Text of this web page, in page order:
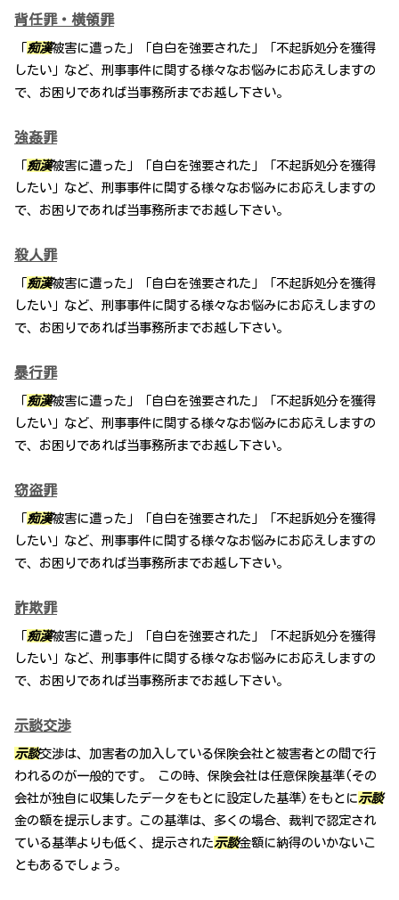
背任罪・横領罪
「 痴漢被害に遭った」「自白を強要された」「不起訴処分を獲得
したい」など、刑事事件に関する様々なお悩みにお応えしますの
で、お困りであれば当事務所までお越し下さい。
強姦罪
「 痴漢被害に遭った」「自白を強要された」「不起訴処分を獲得
したい」など、刑事事件に関する様々なお悩みにお応えしますの
で、お困りであれば当事務所までお越し下さい。
殺人罪
「 痴漢被害に遭った」「自白を強要された」「不起訴処分を獲得
したい」など、刑事事件に関する様々なお悩みにお応えしますの
で、お困りであれば当事務所までお越し下さい。
暴行罪
「 痴漢被害に遭った」「自白を強要された」「不起訴処分を獲得
したい」など、刑事事件に関する様々なお悩みにお応えしますの
で、お困りであれば当事務所までお越し下さい。
窃盗罪
「 痴漢被害に遭った」「自白を強要された」「不起訴処分を獲得
したい」など、刑事事件に関する様々なお悩みにお応えしますの
で、お困りであれば当事務所までお越し下さい。
詐欺罪
「 痴漢被害に遭った」「自白を強要された」「不起訴処分を獲得
したい」など、刑事事件に関する様々なお悩みにお応えしますの
で、お困りであれば当事務所までお越し下さい。
示談交渉
示談交渉は、加害者の加入している保険会社と被害者との間で行
われるのが一般的です。 この時、保険会社は任意保険基準(その
会社が独自に収集したデータをもとに設定した基準)をもとに示談
金の額を提示します。この基準は、多くの場合、裁判で認定され
ている基準よりも低く、提示された示談金額に納得のいかないこ
ともあるでしょう。